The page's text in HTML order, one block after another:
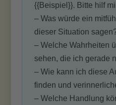
{{Beispiel}}. Bitte hilf
– Was würde ein
dieser Situation
– Welche Wahrheiten
sehen, die ich gerade
– Wie kann ich diese
finden und
– Welche Handlung